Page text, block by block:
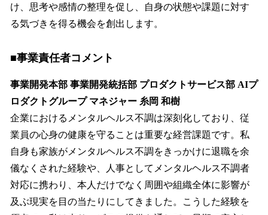
け、思考や感情の整理を促し、自身の状態や課題に対す
る気づきを得る機会を創出します。
■事業責任者コメント
事業開発本部 事業開発統括部 プロダクトサービス部 AIプ
ロダクトグループ マネジャー 糸岡 和樹
企業におけるメンタルヘルス不調は深刻化しており、従
業員の心身の健康を守ることは重要な経営課題です。私
自身も家族がメンタルヘルス不調をきっかけに退職を余
儀なくされた経験や、人事としてメンタルヘルス不調者
対応に携わり、本人だけでなく周囲や組織全体に影響が
及ぶ現実を目の当たりにしてきました。こうした経験を